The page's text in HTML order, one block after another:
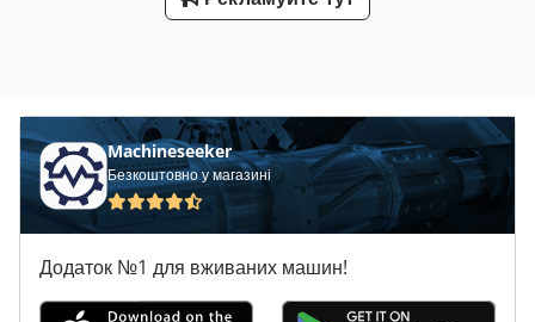
вантажу). Глибина протектора шин: вісь 1 — ліва 4 мм,
Machineseeker
Безкоштовно у магазині
Додаток №1 для вживаних машин!